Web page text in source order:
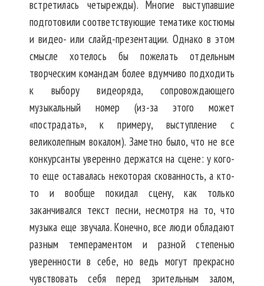
встретилась четырежды). Многие выступавшие
подготовили соответствующие тематике костюмы
и видео- или слайд-презентации. Однако в этом
смысле хотелось бы пожелать отдельным
творческим командам более вдумчиво подходить
к выбору видеоряда, сопровождающего
музыкальный номер (из-за этого может
«пострадать», к примеру, выступление с
великолепным вокалом). Заметно было, что не все
конкурсанты уверенно держатся на сцене: у кого-
то еще оставалась некоторая скованность, а кто-
то и вообще покидал сцену, как только
заканчивался текст песни, несмотря на то, что
музыка еще звучала. Конечно, все люди обладают
разным темпераментом и разной степенью
уверенности в себе, но ведь могут прекрасно
чувствовать себя перед зрительным залом,